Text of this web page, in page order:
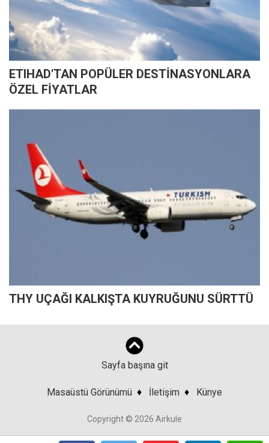
ETIHAD'TAN POPÜLER DESTİNASYONLARA
ÖZEL FİYATLAR
THY UÇAĞI KALKIŞTA KUYRUĞUNU SÜRTTÜ
Sayfa başına git
Masaüstü Görünümü ♦ İletişim ♦ Künye
Copyright © 2026 Airkule